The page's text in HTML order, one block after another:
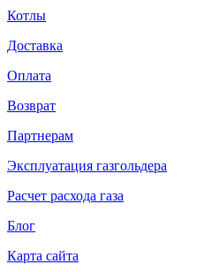
Котлы
Доставка
Оплата
Возврат
Партнерам
Эксплуатация газгольдера
Расчет расхода газа
Блог
Карта сайта